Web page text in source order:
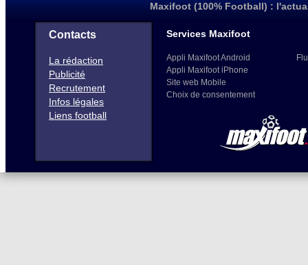
Maxifoot (100% Football) :
Contacts
La rédaction
Publicité
Recrutement
Infos légales
Liens football
Services Maxifoot
Appli Maxifoot Android
Appli Maxifoot iPhone
Site web Mobile
Choix de consentement